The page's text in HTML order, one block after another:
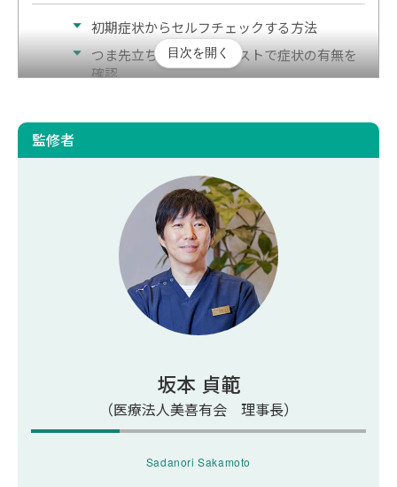
初期症状からセルフチェックする方法
つま先立ちとモルダーテストで症状の有無を
確認
モートン病に似た症状や病気はあるのか？
モートン病の治療では「再生医療」も1つの選択
まとめ｜モートン病は見た目での判断が難しいの
で症状で見分けよう
モートン病の見た目に関するよくある質問
モートン病は何科を受診すればいいですか？
モートン病で歩きすぎは良くないですか？
モートン病を放置するとどうなりますか？
えてください
目次を開く
監修者
坂本 貞範
（医療法人美喜有会 理事長）
Sadanori Sakamoto